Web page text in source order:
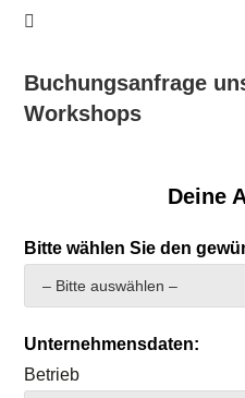
Buchungsanfrage
Workshops
Deine
Bitte wählen Sie den
Unternehmensdaten:
Betrieb